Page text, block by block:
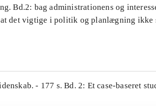
Bd.2: bag administrationens og
at det vigtige i politik og planlægning ikke
- 177 s. Bd. 2: Et case-baseret